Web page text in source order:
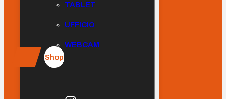
TABLET
UFFICIO
WEBCAM
Shop